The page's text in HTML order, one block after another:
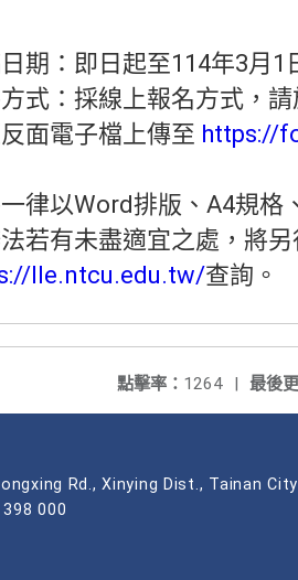
期：即日起至114年3月1
式：採線上報名方式，
面電子檔上傳至 https://
律以Word排版、A4規格
若有未盡適宜之處，將
lle.ntcu.edu.tw/查詢。
最後
點擊率： 1264 |
Rd., Xinying Dist., Tainan
398 000